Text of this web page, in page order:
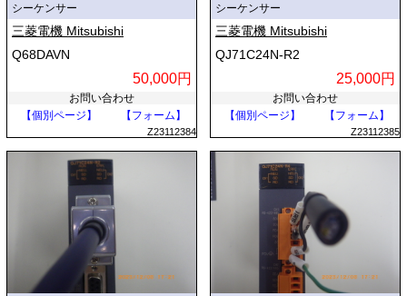
シーケンサー
三菱電機 Mitsubishi
Q68DAVN
50,000円
お問い合わせ
【個別ページ】
【フォーム】
Z23112384
シーケンサー
三菱電機 Mitsubishi
QJ71C24N-R2
25,000円
お問い合わせ
【個別ページ】
【フォーム】
Z23112385